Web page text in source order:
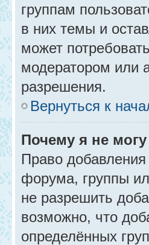
группам
в них темы и
может
модератором или
разрешения.
Вернуться к
Почему я не
Право
форума, группы
не разрешить
возможно, что
определённых